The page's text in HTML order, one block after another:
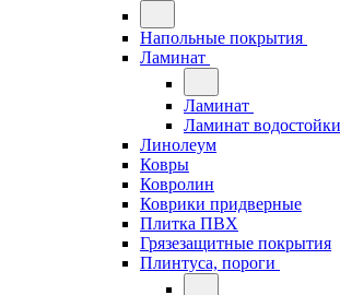
Напольные покрытия
Ламинат
Ламинат
Ламинат
Линолеум
Ковры
Ковролин
Коврики придверные
Плитка ПВХ
Грязезащитные покрытия
Плинтуса, пороги